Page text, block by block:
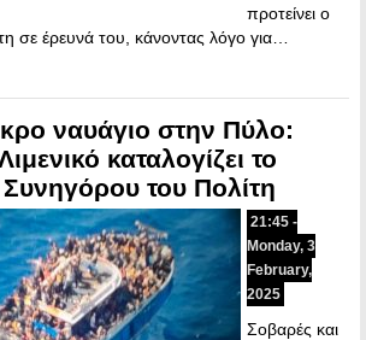
προτείνει ο
σε έρευνά του, κάνοντας λόγο για…
ναυάγιο στην Πύλο:
καταλογίζει το
του Πολίτη
21:45 -
Monday, 3
February,
2025
Σοβαρές και